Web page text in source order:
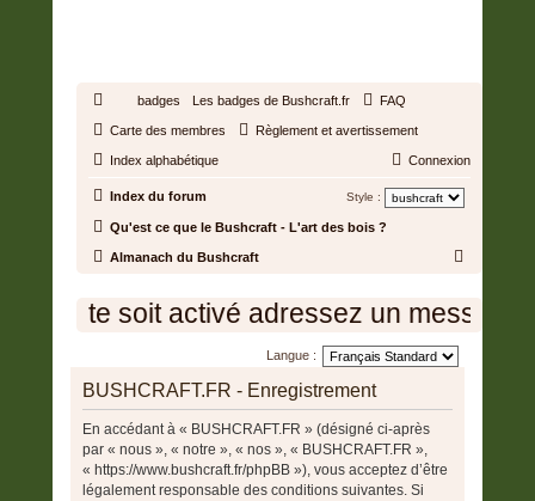
badges Les badges de Bushcraft.fr FAQ
Carte des membres Règlement et avertissement
Index alphabétique Connexion
Index du forum Style :
Qu'est ce que le Bushcraft - L'art des bois ?
Almanach du Bushcraft
c
soit activé adressez un message
Langue :
BUSHCRAFT.FR - Enregistrement
En accédant à « BUSHCRAFT.FR » (désigné ci-après
par « nous », « notre », « nos », « BUSHCRAFT.FR »,
« https://www.bushcraft.fr/phpBB »), vous acceptez d’être
légalement responsable des conditions suivantes. Si